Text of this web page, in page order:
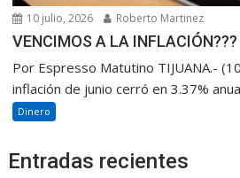
10 julio, 2026 Roberto Martinez
VENCIMOS A LA INFLACIÓN???
Por Espresso Matutino TIJUANA.-
inflación de junio cerró en 3.37%
Dinero
Entradas recientes